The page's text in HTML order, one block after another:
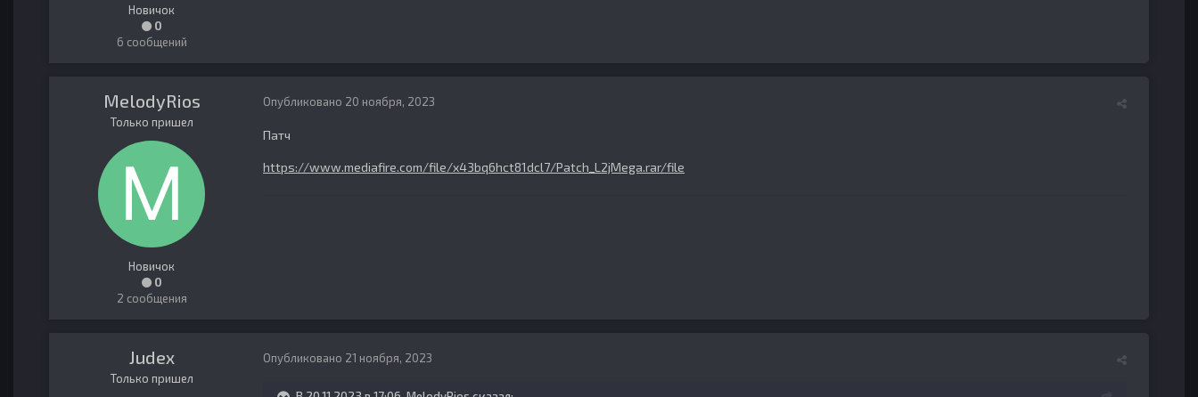
Новичок
0
6 сообщений
MelodyRios
Только пришел
Новичок
0
2 сообщения
Опубликовано 20 ноября, 2023
Патч
https://www.mediafire.com/file/x43bq6hct81dcl7/Patch_L2jMega.rar/file
Judex
Только пришел
Опубликовано 21 ноября, 2023